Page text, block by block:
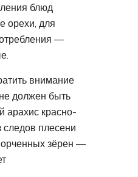
блюд
орехи, для
—
внимание
должен быть
арахис красно-
следов плесени
зёрен —